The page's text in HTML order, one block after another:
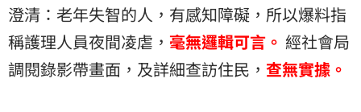
澄清：老年失智的人，有感知障礙，所以爆料指
稱護理人員夜間凌虐， 毫無邏輯可言。 經社會局
調閱錄影帶畫面，及詳細查訪住民， 查無實據。